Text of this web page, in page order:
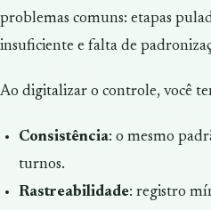
problemas comuns: etapas
insuficiente e falta de
Ao digitalizar o controle, você
Consistência: o mesmo
turnos.
Rastreabilidade: registro